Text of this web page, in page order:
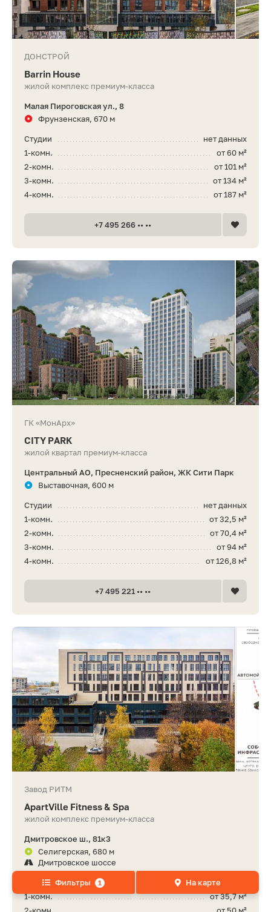
ДОНСТРОЙ
Barrin House
жилой комплекс премиум-класса
Малая Пироговская ул., 8
Фрунзенская, 670 м
нет данных
Студии
от 60 м²
1-комн.
от 101 м²
2-комн.
от 134 м²
3-комн.
от 187 м²
4-комн.
+7 495 266 •• ••
ГК «МонАрх»
CITY PARK
жилой квартал премиум-класса
Центральный АО, Пресненский район, ЖК Сити Парк
Выставочная, 600 м
нет данных
Студии
от 32,5 м²
1-комн.
от 70,4 м²
2-комн.
от 94 м²
3-комн.
от 126,8 м²
4-комн.
+7 495 221 •• ••
Завод РИТМ
ApartVille Fitness & Spa
жилой комплекс премиум-класса
Дмитровское ш., 81к3
Селигерская, 680 м
Дмитровское шоссе
нет данных
Студии
от 35,7 м²
1-комн.
Фильтры 1 На карте